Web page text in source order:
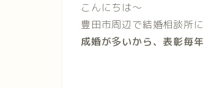
こんにちは〜
豊田市周辺で結婚相談所
成婚が多いから、表彰毎年